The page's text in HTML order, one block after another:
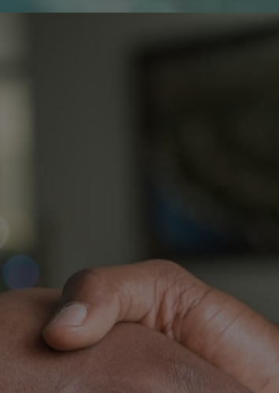
66 est heureux
LG 55LM615S CARTE T-